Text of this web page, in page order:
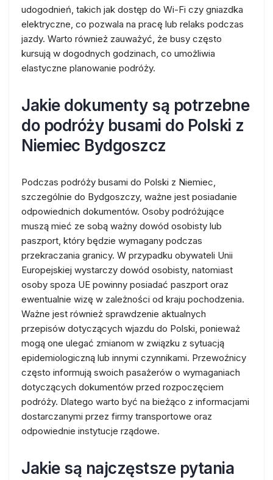
udogodnień, takich jak dostęp do Wi-Fi czy gniazdka
elektryczne, co pozwala na pracę lub relaks podczas
jazdy. Warto również zauważyć, że busy często
kursują w dogodnych godzinach, co umożliwia
elastyczne planowanie podróży.
Jakie dokumenty są potrzebne
do podróży busami do Polski z
Niemiec Bydgoszcz
Podczas podróży busami do Polski z Niemiec,
szczególnie do Bydgoszczy, ważne jest posiadanie
odpowiednich dokumentów. Osoby podróżujące
muszą mieć ze sobą ważny dowód osobisty lub
paszport, który będzie wymagany podczas
przekraczania granicy. W przypadku obywateli Unii
Europejskiej wystarczy dowód osobisty, natomiast
osoby spoza UE powinny posiadać paszport oraz
ewentualnie wizę w zależności od kraju pochodzenia.
Ważne jest również sprawdzenie aktualnych
przepisów dotyczących wjazdu do Polski, ponieważ
mogą one ulegać zmianom w związku z sytuacją
epidemiologiczną lub innymi czynnikami. Przewoźnicy
często informują swoich pasażerów o wymaganiach
dotyczących dokumentów przed rozpoczęciem
podróży. Dlatego warto być na bieżąco z informacjami
dostarczanymi przez firmy transportowe oraz
odpowiednie instytucje rządowe.
Jakie są najczęstsze pytania